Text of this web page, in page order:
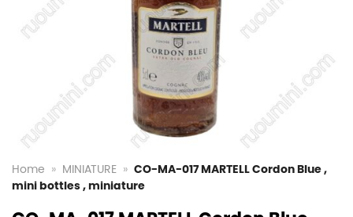
Home » MINIATURE » CO-MA-017 MARTELL Cordon Blue ,
mini bottles , miniature